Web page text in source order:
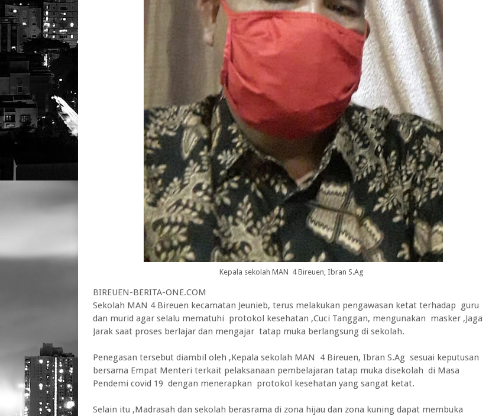
Kepala sekolah MAN 4 Bireuen, Ibran S.Ag
BIREUEN-BERITA-ONE.COM
Sekolah MAN 4 Bireuen kecamatan Jeunieb, terus melakukan pengawasan ketat terhadap guru
dan murid agar selalu mematuhi protokol kesehatan ,Cuci Tanggan, mengunakan masker ,Jaga
Jarak saat proses berlajar dan mengajar tatap muka berlangsung di sekolah.
Penegasan tersebut diambil oleh ,Kepala sekolah MAN 4 Bireuen, Ibran S.Ag sesuai keputusan
bersama Empat Menteri terkait pelaksanaan pembelajaran tatap muka disekolah di Masa
Pendemi covid 19 dengan menerapkan protokol kesehatan yang sangat ketat.
Selain itu ,Madrasah dan sekolah berasrama di zona hijau dan zona kuning dapat membuka